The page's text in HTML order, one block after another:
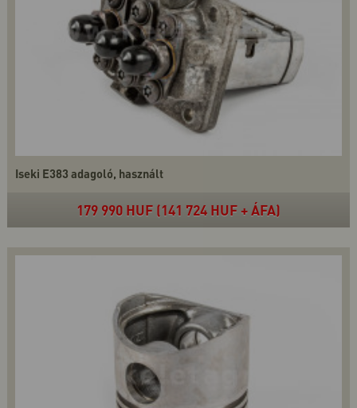
Iseki E383 adagoló, használt
179 990 HUF (141 724 HUF + ÁFA)